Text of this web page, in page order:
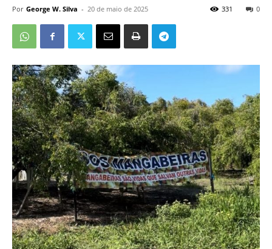
Por George W. Silva - 20 de maio de 2025 0
331